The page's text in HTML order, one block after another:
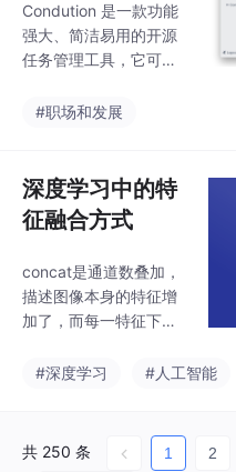
数的最小值时，可以通
过梯度下降法来一步步
的迭代求解，得到最小
数值。4）如果我们需
来迭代。梯度下降法和
梯度上升法可相互转
具：Condution
Condution 是一款功能
强大、简洁易用的开源
任务管理工具，它可以
常任务，提高工作效
务管理工具，那么 Con
dution 是一个不错的选
择。Github地址：GitH
m/Shabang-Systems/
Condution。
#职场和发展
深度学习中的特
征融合方式
concat是通道数叠加，
描述图像本身的特征增
加了，而每一特征下的
为简单的像素叠加，通
多了，但是描述图像的
维度本身并没有增加，
#深度学习 #人工智能
共 250 条 1 2